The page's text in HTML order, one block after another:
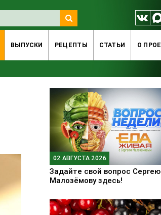
ВЫПУСКИ РЕЦЕПТЫ СТАТЬИ O
02 АВГУСТА 2026
Задайте свой вопрос Сергею
Малозёмову здесь!